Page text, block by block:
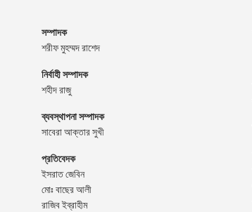
সম্পাদক
শরীফ মুহম্মদ রাশেদ
নির্বাহী সম্পাদক
শহীদ রাজু
ব্যবস্থাপনা সম্পাদক
সাবেরা আক্তার সুখী
প্রতিবেদক
ইসরাত জেবিন
মোঃ বাছের আলী
রাজিব ইব্রাহীম